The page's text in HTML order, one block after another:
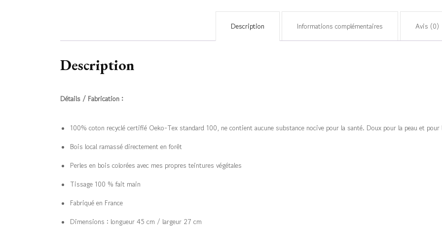
Description Informations complémentaires Avis (0)
Description
Détails / Fabrication :
100% coton recyclé certifié Oeko-Tex standard 100, ne contient aucune substance nocive pour la santé. Doux pour la peau et pour
Bois local ramassé directement en forêt
Perles en bois colorées avec mes propres teintures végétales
Tissage 100 % fait main
Fabriqué en France
Dimensions : longueur 45 cm / largeur 27 cm